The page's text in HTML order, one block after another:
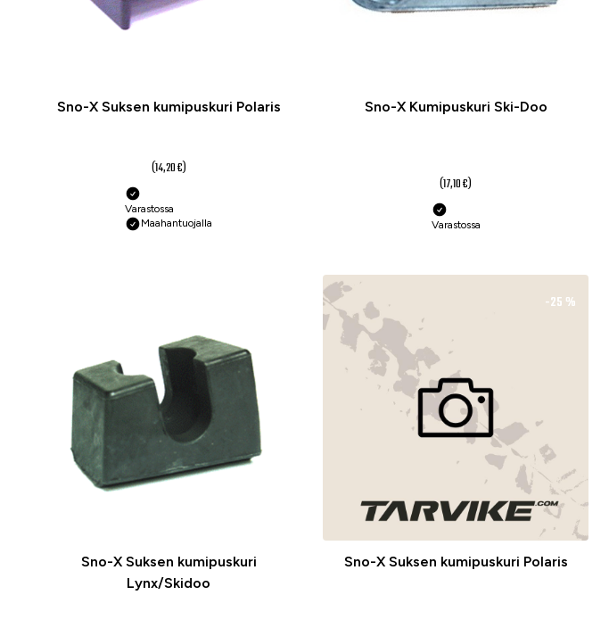
Sno-X Suksen kumipuskuri Polaris
(14,20 €)
Varastossa
Maahantuojalla
Sno-X Kumipuskuri Ski-Doo
(17,10 €)
Varastossa
Sno-X Suksen kumipuskuri
Lynx/Skidoo
-25 %
Sno-X Suksen kumipuskuri Polaris